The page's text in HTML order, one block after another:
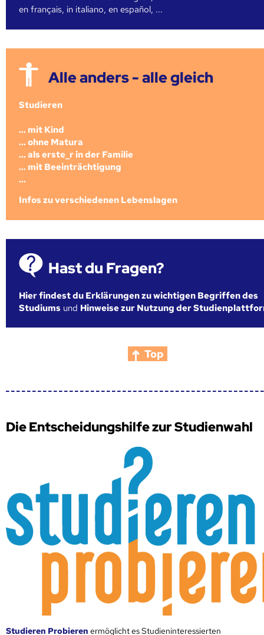
en français, in italiano, en español, ...
Alle anders - alle gleich
Studieren
... mit Kind
... ohne Matura
... als erste_r in der Familie
... mit Beeinträchtigung
...
Infos zu verschiedenen Lebenslagen
Hast du Fragen?
Hier findest du Erklärungen zu wichtigen Begriffen des
Studiums und Hinweise zur Nutzung der
Top
Die Entscheidungshilfe zur Studienwahl
Studieren Probieren ermöglicht es Studieninteressierten